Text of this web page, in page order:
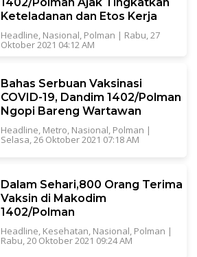
Keteladanan dan Etos Kerja
Headline, Nasional, Polman | Rabu, 27
Oktober 2021 04:12 AM
Bahas Serbuan Vaksinasi
COVID-19, Dandim 1402/Polman
Ngopi Bareng Wartawan
Headline Metro Nasional Polman |
Selasa, 26 Oktober 2021 07:18 AM
Dalam Sehari,800 Orang Terima
Vaksin di Makodim
1402/Polman
Headline, Kesehatan, Nasional, Polman |
Rabu, 20 Oktober 2021 09:24 AM